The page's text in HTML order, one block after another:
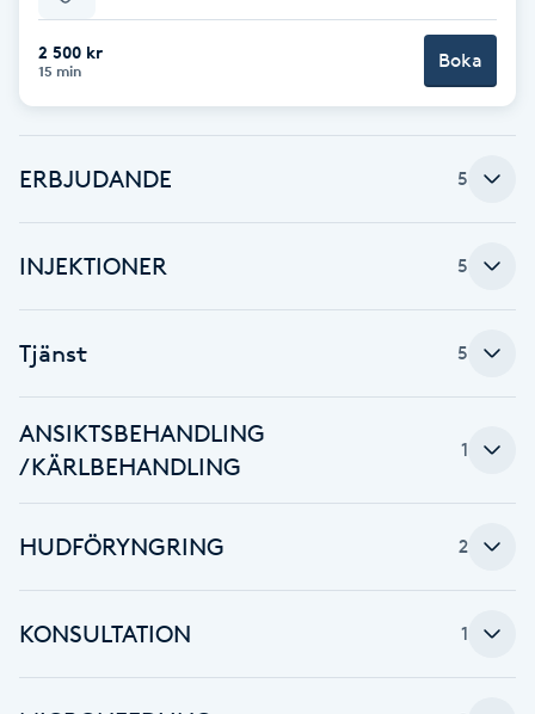
Babylights
Balayage
Bambumassage
Barnklippning
Blowout
Bottenfärg
Brynfärgning
2 500 kr
15 min Boka
ERBJUDANDE 5
INJEKTIONER 5
Tjänst 5
ANSIKTSBEHANDLING
/KÄRLBEHANDLING
1
HUDFÖRYNGRING 2
KONSULTATION 1